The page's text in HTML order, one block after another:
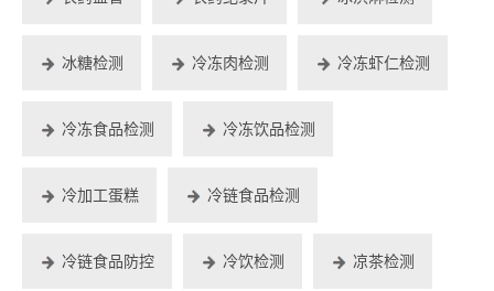
冰糖检测 冷冻肉检测 冷冻虾仁检测
冷冻食品检测 冷冻饮品检测
冷加工蛋糕 冷链食品检测
冷链食品防控 冷饮检测 凉茶检测